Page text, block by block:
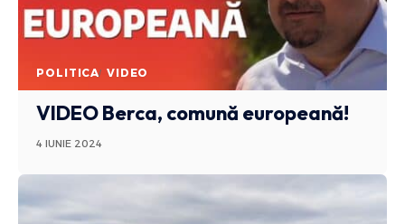
POLITICA VIDEO
VIDEO Berca, comună europeană!
4 IUNIE 2024